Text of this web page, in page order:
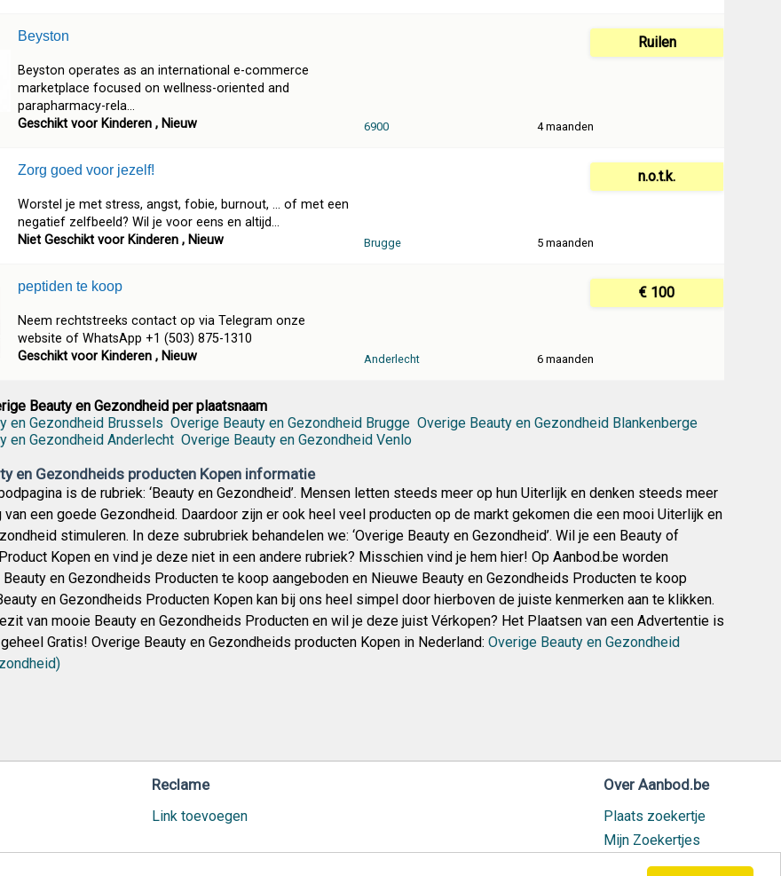
Beyston
Beyston operates as an international e-commerce
marketplace focused on wellness-oriented and
parapharmacy-rela...
Geschikt voor Kinderen , Nieuw
Ruilen
6900 4 maanden
Zorg goed voor jezelf!
Worstel je met stress, angst, fobie, burnout, ... of met een
negatief zelfbeeld? Wil je voor eens en altijd...
Niet Geschikt voor Kinderen , Nieuw
n.o.t.k.
Brugge 5 maanden
peptiden te koop
Neem rechtstreeks contact op via Telegram onze
website of WhatsApp +1 (503) 875-1310
Geschikt voor Kinderen , Nieuw
€ 100
Anderlecht 6 maanden
Beauty en Gezondheid per plaatsnaam
en Gezondheid Brussels Overige Beauty en Gezondheid Brugge Overige Beauty en Gezondheid Blankenberge
en Gezondheid Anderlecht Overige Beauty en Gezondheid Venlo
en Gezondheids producten Kopen informatie
is de rubriek: ‘Beauty en Gezondheid’. Mensen letten steeds meer op hun Uiterlijk en denken steeds meer
van een goede Gezondheid. Daardoor zijn er ook heel veel producten op de markt gekomen die een mooi Uiterlijk en
stimuleren. In deze subrubriek behandelen we: ‘Overige Beauty en Gezondheid’. Wil je een Beauty of
Kopen en vind je deze niet in een andere rubriek? Misschien vind je hem hier! Op Aanbod.be worden
en Gezondheids Producten te koop aangeboden en Nieuwe Beauty en Gezondheids Producten te koop
en Gezondheids Producten Kopen kan bij ons heel simpel door hierboven de juiste kenmerken aan te klikken.
van mooie Beauty en Gezondheids Producten en wil je deze juist Vérkopen? Het Plaatsen van een Advertentie is
Gratis! Overige Beauty en Gezondheids producten Kopen in Nederland: Overige Beauty en Gezondheid
Reclame
Link toevoegen
Over Aanbod.be
Plaats zoekertje
Mijn Zoekertjes
Contact / Helpdesk